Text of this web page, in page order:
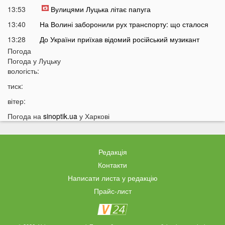
13:53
Вулицями Луцька літає папуга
13:40
На Волині заборонили рух транспорту: що сталося
13:28
До України приїхав відомий російський музикант
13:14
мали б: що відбувається
12:26
серпні
У Луцьку чоловік вдарив сусіда дверима: за конфлікт
доведеться дорого заплатити
Відомий український хореограф поскаржився на
проблеми зі здоров'ям
У селах на Волині відключать газ: перелік населених
Погода
Погода у Луцьку
вологість:
тиск:
вітер:
Погода на sinoptik.ua у Харкові
Редакція
Контакти
Написати листа у редакцію
Прайс-лист